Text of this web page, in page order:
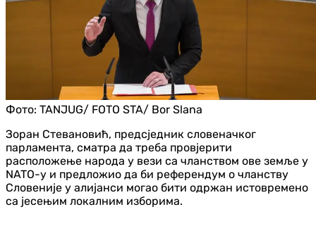
Фото: TANJUG/ FOTO STA/ Bor Slana
Зоран Стевановић, предсједник словеначког
парламента, сматра да треба провјерити
расположење народа у вези са чланством ове земље у
NATO-у и предложио да би референдум о чланству
Словеније у алијанси могао бити одржан истовремено
са јесењим локалним изборима.